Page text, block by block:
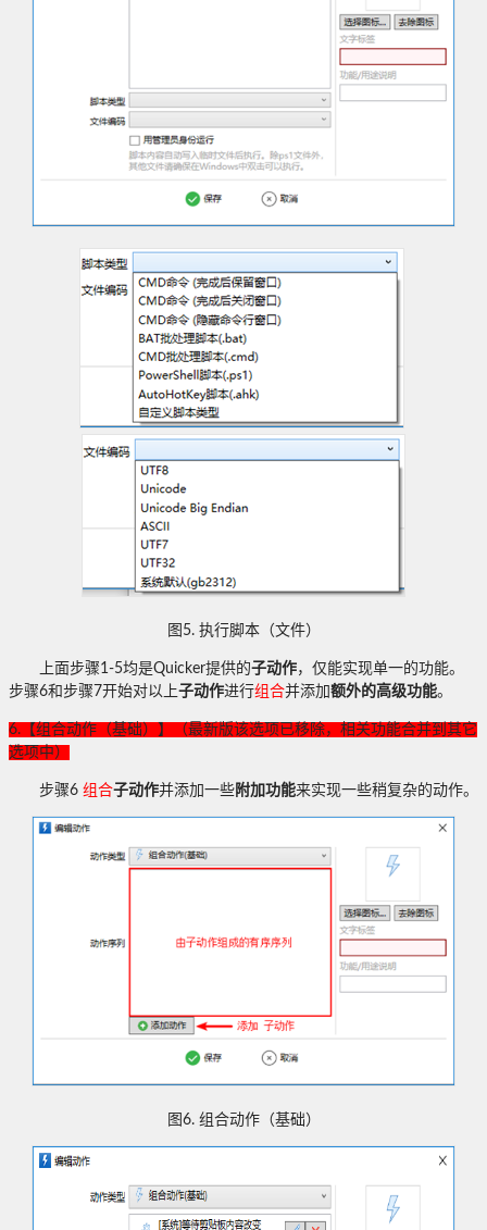
图 5. 执行脚本（文件）
上面步骤1-5均是Quicker提供的子动作，仅能实现单一的功能。
步骤6和步骤 7开始对以上子动作进行组合并添加 额外的高级功能。
6. 【组合动作（基础）】（最新版该选项已移除，相关功能合并到其它
选项中）
步骤6 组合子动作并添加一些附加功能来实现一些稍复杂的动作。
图6. 组合动作（基础）